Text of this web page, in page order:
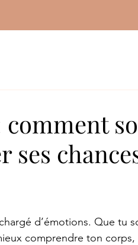
ses
d’émotions. Que tu
comprendre ton